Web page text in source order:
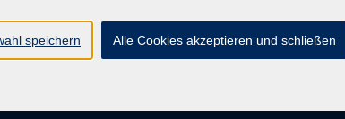
speichern Alle Cookies akzeptieren und schließen